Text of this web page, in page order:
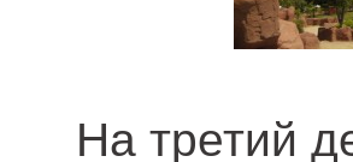
На третий